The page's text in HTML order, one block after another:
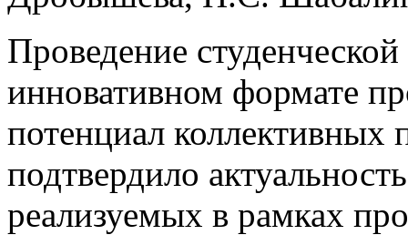
Проведение
инновативном формате
потенциал коллективных
подтвердило
реализуемых в рамках